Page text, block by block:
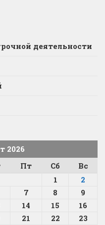
деятельности
2026
Пт Сб
Вс
1
2
7 8
9
14 15
16
21 22
23